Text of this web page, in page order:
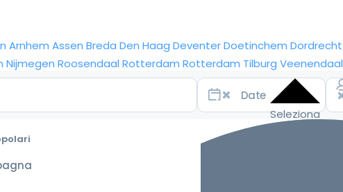
Arnhem Assen Breda Den Haag DeventerDoetinchem Dordrecht
Nijmegen Roosendaal Rotterdam Rotterdam Tilburg Veenendaal
Seleziona